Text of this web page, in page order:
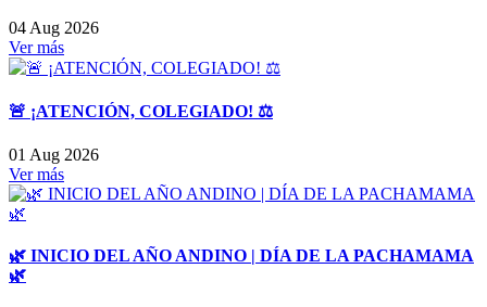
04 Aug 2026
Ver más
🚨 ¡ATENCIÓN, COLEGIADO! ⚖️
01 Aug 2026
Ver más
🌿 INICIO DEL AÑO ANDINO | DÍA DE LA PACHAMAMA
🌿